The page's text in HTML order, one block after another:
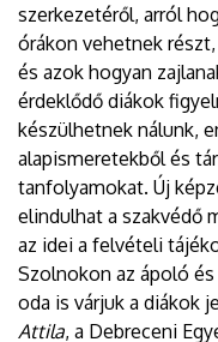
szerkezetéről, arról
órákon vehetnek
és azok hogyan
érdeklődő diákok
készülhetnek nálunk,
alapismeretekből és
tanfolyamokat. Új
elindulhat a szakvédő
az idei a felvételi
Szolnokon az ápoló
oda is várjuk a diákok
Attila, a Debreceni